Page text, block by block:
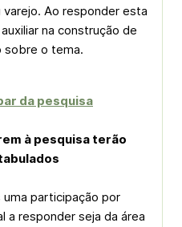
Ao responder esta
na construção de
sobre o tema.
da pesquisa
à pesquisa terão
uma participação por
a responder seja da área